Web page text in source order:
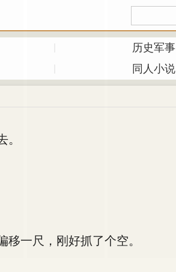
历史军事
同人小说
一尺，刚好抓了个空。